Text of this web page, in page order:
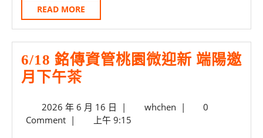
3/26-
28
圓
博
READ MORE
MORE
6/18 銘傳資管桃園微迎新 端陽邀
月下午茶6/18
傳
資
2026 年 6 月 16 日 2026
年
| whchenwhchen
|
0
Comment | 上午 9:15